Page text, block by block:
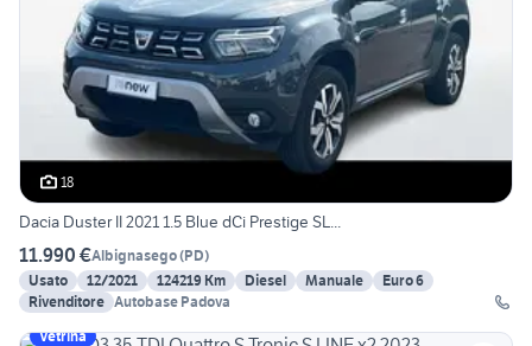
18
Dacia Duster II 2021 1.5 Blue dCi Prestige SL...
11.990 €Albignasego(PD)
Usato
12/2021 124219 Km Diesel Manuale
Euro 6
Rivenditore Autobase Padova
Vetrina